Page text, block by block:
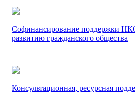
Софинансирование поддержки
развитию гражданского общества
Консультационная, ресурсная